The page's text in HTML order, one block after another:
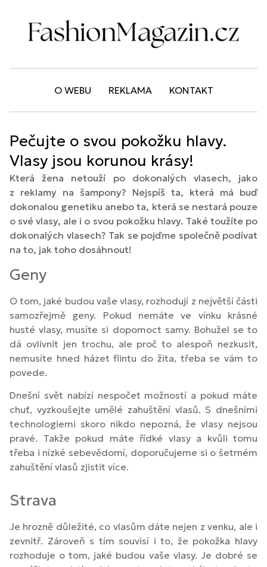
O WEBU REKLAMA KONTAKT
Pečujte o svou pokožku hlavy.
Vlasy jsou korunou krásy!
Která žena netouží po dokonalých vlasech, jako
z reklamy na šampony? Nejspíš ta, která má buď
dokonalou genetiku anebo ta, která se nestará pouze
o své vlasy, ale i o svou pokožku hlavy. Také toužíte po
dokonalých vlasech? Tak se pojďme společně podívat
na to, jak toho dosáhnout!
Geny
O tom, jaké budou vaše vlasy, rozhodují z největší části
samozřejmě geny. Pokud nemáte ve vínku krásné
husté vlasy, musíte si dopomoct samy. Bohužel se to
dá ovlivnit jen trochu, ale proč to alespoň nezkusit,
nemusíte hned házet flintu do žita, třeba se vám to
povede.
Dnešní svět nabízí nespočet možností a pokud máte
chuť, vyzkoušejte umělé zahuštění vlasů. S dnešními
technologiemi skoro nikdo nepozná, že vlasy nejsou
pravé. Takže pokud máte řídké vlasy a kvůli tomu
třeba i nízké sebevědomí, doporučujeme si o šetrném
zahuštění vlasů zjistit více.
Strava
Je hrozně důležité, co vlasům dáte nejen z venku, ale i
zevnitř. Zároveň s tím souvisí i to, že pokožka hlavy
rozhoduje o tom, jaké budou vaše vlasy. Je dobré se